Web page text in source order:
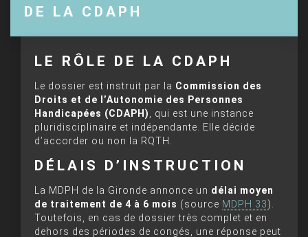
DE LA CDAPH
LE RÔLE DE LA CDAPH
Le dossier est instruit par la Commission des
Droits et de l’Autonomie des Personnes
Handicapées (CDAPH)
, qui est une instance
pluridisciplinaire et indépendante. Elle décide
d’accorder ou non la RQTH.
DÉLAIS D’INSTRUCTION
La MDPH de la Gironde annonce un délai moyen
de traitement de 4 à 6 mois (source MDPH 33).
Toutefois, en cas de dossier très complet et en
dehors des périodes de congés, une réponse peut